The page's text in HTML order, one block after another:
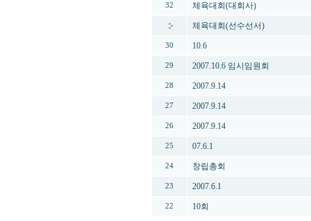
32 체육대회(대회사)
체육대회(선수선서)
30 10.6
29 2007.10.6 임시임원회
28 2007.9.14
27 2007.9.14
26 2007.9.14
25 07.6.1
24 창립총회
23 2007.6.1
22 10회